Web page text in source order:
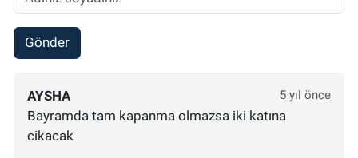
Gönder
AYSHA 5 yıl önce
Bayramda tam kapanma olmazsa iki katına
cikacak